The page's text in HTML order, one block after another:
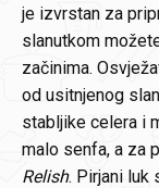
je izvrstan za
slanutkom
začinima.
od usitnjenog
stabljike celera i
malo senfa, a za
Relish. Pirjani luk